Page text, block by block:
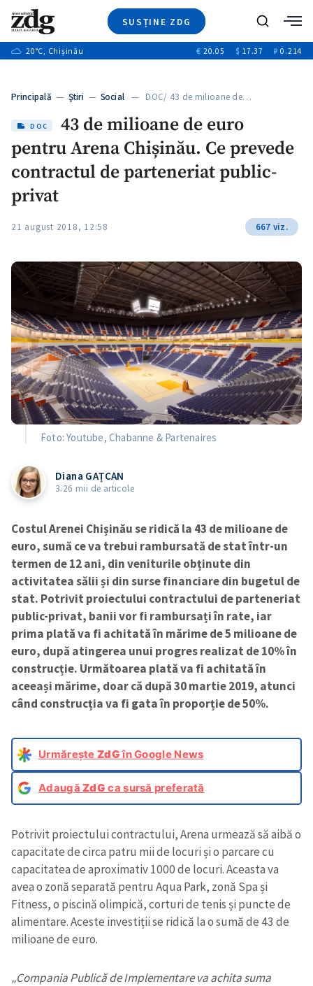
SUSȚINE ZDG
Ştiri
+6
Special
+1
Blog
+2
ZdGust
Caută
20°C, Chișinău € 20.05 $ 17.37 ₽ 0.214
Principală — Ştiri — Social — DOC/ 43 de milioane de…
DOC
43 de milioane de euro
pentru Arena Chișinău. Ce prevede
contractul de parteneriat public-
privat
21 august 2018, 12:58 667 viz.
Foto: Youtube, Chabanne & Partenaires
Diana GAȚCAN
3.26 mii de articole
Costul Arenei Chișinău se ridică la 43 de milioane de
euro, sumă ce va trebui rambursată de stat într-un
termen de 12 ani, din veniturile obținute din
activitatea sălii și din surse financiare din bugetul de
stat. Potrivit proiectului contractului de parteneriat
public-privat, banii vor fi rambursați în rate, iar
prima plată va fi achitată în mărime de 5 milioane de
euro, după atingerea unui progres realizat de 10% în
construcție. Următoarea plată va fi achitată în
aceeași mărime, doar că după 30 martie 2019, atunci
când construcția va fi gata în proporție de 50%.
Urmărește ZdGîn Google News
AdaugăZdG ca sursă preferată
Potrivit proiectului contractului, Arena urmează să aibă o
capacitate de circa patru mii de locuri și o parcare cu
capacitatea de aproximativ 1000 de locuri. Aceasta va
avea o zonă separată pentru Aqua Park, zonă Spa și
Fitness, o piscină olimpică, corturi de tenis și puncte de
alimentare. Aceste investiții se ridică la o sumă de 43 de
milioane de euro.
„Compania Publică de Implementare va achita suma